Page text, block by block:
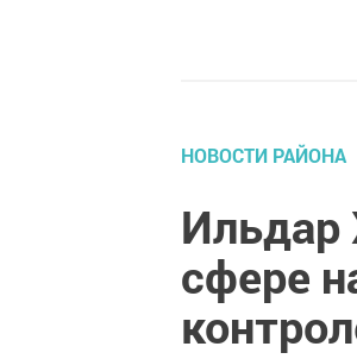
НОВОСТИ РАЙОНА
Ильдар
сфере